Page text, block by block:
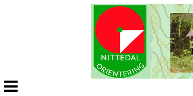
Veksle
navigasjon